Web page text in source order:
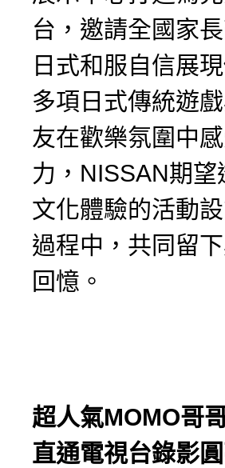
台，邀請全國家
日式和服自信展
多項日式傳統遊
友在歡樂氛圍中
力，NISSAN期
文化體驗的活動
過程中，共同留
回憶。
超人氣MOMO哥
直通電視台錄影